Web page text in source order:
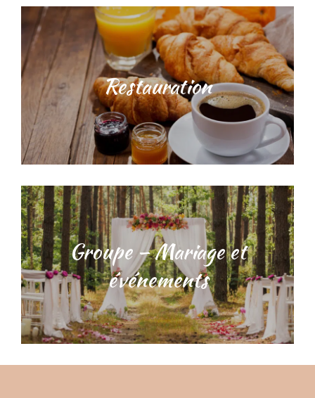
Restauration
Groupe – Mariage et
événements